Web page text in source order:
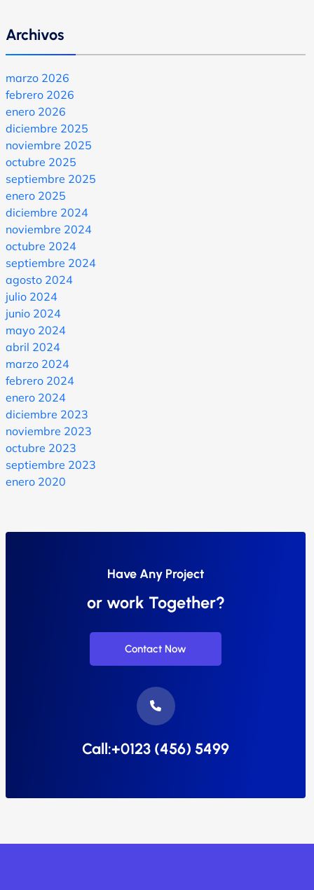
Archivos
marzo 2026
febrero 2026
enero 2026
diciembre 2025
noviembre 2025
octubre 2025
septiembre 2025
enero 2025
diciembre 2024
noviembre 2024
octubre 2024
septiembre 2024
agosto 2024
julio 2024
junio 2024
mayo 2024
abril 2024
marzo 2024
febrero 2024
enero 2024
diciembre 2023
noviembre 2023
octubre 2023
septiembre 2023
enero 2020
Have Any Project
or work Together?
Contact Now
Call:+0123 (456) 5499